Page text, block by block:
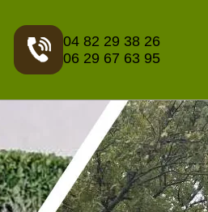
04 82 29 38 26
06 29 67 63 95